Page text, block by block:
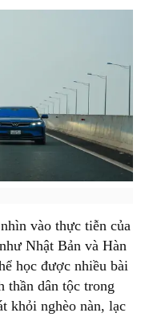
vào thực tiễn của
Nhật Bản và Hàn
học được nhiều bài
thần dân tộc trong
khỏi nghèo nàn, lạc